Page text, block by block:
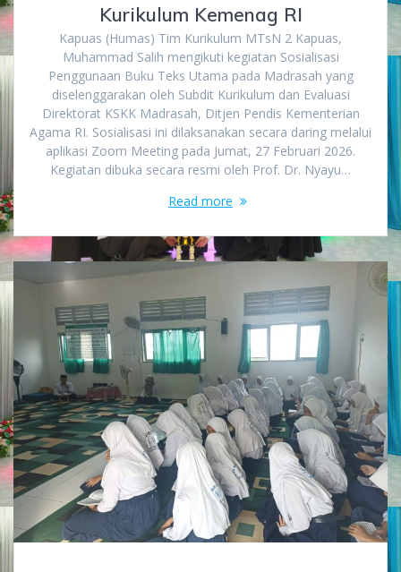
Kurikulum Kemenag RI
Kapuas (Humas) Tim Kurikulum MTsN 2 Kapuas,
Muhammad Salih mengikuti kegiatan Sosialisasi
Penggunaan Buku Teks Utama pada Madrasah yang
diselenggarakan oleh Subdit Kurikulum dan Evaluasi
Direktorat KSKK Madrasah, Ditjen Pendis Kementerian
Agama RI. Sosialisasi ini dilaksanakan secara daring melalui
aplikasi Zoom Meeting pada Jumat, 27 Februari 2026.
Kegiatan dibuka secara resmi oleh Prof. Dr. Nyayu…
Read more